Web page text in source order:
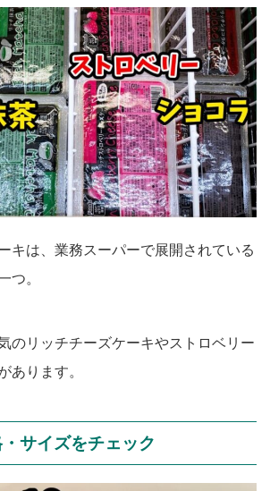
キは、業務スーパーで展開されている
つ。
のリッチチーズケーキやストロベリー
あります。
サイズをチェック